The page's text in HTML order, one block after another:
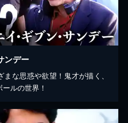
ンデー
な思惑や欲望！鬼才が描く、
ルの世界！